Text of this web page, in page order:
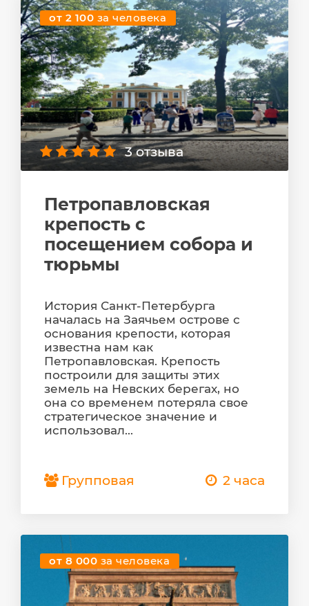
от 2 100 за человека
3 отзыва
Петропавловская
крепость с
посещением собора и
тюрьмы
История Санкт-Петербурга
началась на Заячьем острове с
основания крепости, которая
известна нам как
Петропавловская. Крепость
построили для защиты этих
земель на Невских берегах, но
она со временем потеряла свое
стратегическое значение и
использовал...
Групповая 2 часа
от 8 000 за человека